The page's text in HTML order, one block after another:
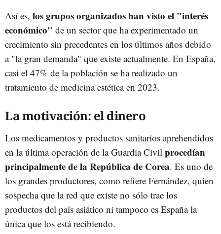
Así es, los grupos organizados han visto el "interés
económico" de un sector que ha experimentado un
crecimiento sin precedentes en los últimos años debido
a "la gran demanda" que existe actualmente. En España,
casi el 47% de la población se ha realizado un
tratamiento de medicina estética en 2023.
La motivación: el dinero
Los medicamentos y productos sanitarios aprehendidos
en la última operación de la Guardia Civil procedían
principalmente de la República de Corea. Es uno de
los grandes productores, como refiere Fernández, quien
sospecha que la red que existe no sólo trae los
productos del país asiático ni tampoco es España la
única que los está recibiendo.